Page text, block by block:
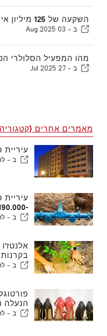
השקעה של 125 מיליון אירו בפיתוח אלגרבה
ב - 03 Aug 2025
מהו המפעיל הסלולרי
ב - 27 Jul 2025
מאמרים אחרים
ב -
-190.000 אירו באספקת מים
ב -
ב -
הנעלה
ב -